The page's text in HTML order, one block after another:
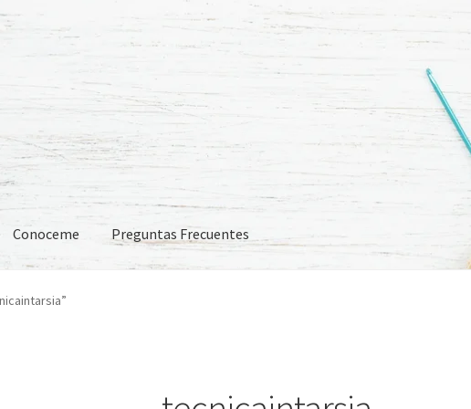
Conoceme Preguntas Frecuentes
Preguntas Frecuentes